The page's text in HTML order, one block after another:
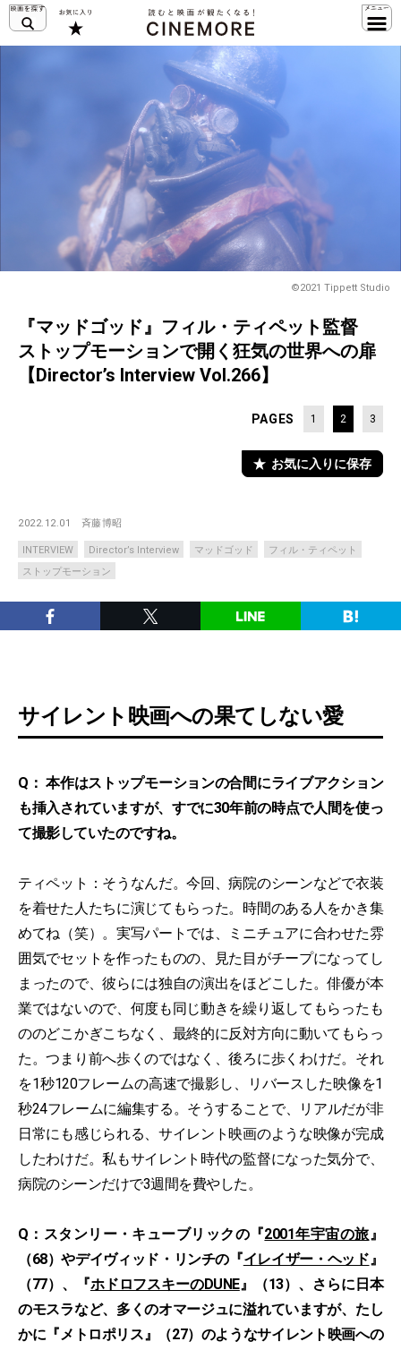
©2021 Tippett Studio
『マッドゴッド』フィル・ティペット監督
ストップモーションで開く狂気の世界への扉
【Director’s Interview Vol.266】
PAGES 1 2 3
お気に入りに保存
2022.12.01 斉藤博昭
INTERVIEW Director’s Interview マッドゴッド
フィル・ティペット
ストップモーション
サイレント映画への果てしない愛
Q： 本作はストップモーションの合間にライブアクション
も挿入されていますが、すでに30年前の時点で人間を使っ
て撮影していたのですね。
ティペット：そうなんだ。今回、病院のシーンなどで衣装
を着せた人たちに演じてもらった。時間のある人をかき集
めてね（笑）。実写パートでは、ミニチュアに合わせた雰
囲気でセットを作ったものの、見た目がチープになってし
まったので、彼らには独自の演出をほどこした。俳優が本
業ではないので、何度も同じ動きを繰り返してもらったも
ののどこかぎこちなく、最終的に反対方向に動いてもらっ
た。つまり前へ歩くのではなく、後ろに歩くわけだ。それ
を1秒120フレームの高速で撮影し、リバースした映像を1
秒24フレームに編集する。そうすることで、リアルだが非
日常にも感じられる、サイレント映画のような映像が完成
したわけだ。私もサイレント時代の監督になった気分で、
病院のシーンだけで3週間を費やした。
Q：スタンリー・キューブリックの『2001年宇宙の旅』
（68）やデイヴィッド・リンチの『イレイザー・ヘッド』
（77）、『ホドロフスキーのDUNE』（13）、さらに日本
のモスラなど、多くのオマージュに溢れていますが、たし
かに『メトロポリス』（27）のようなサイレント映画への